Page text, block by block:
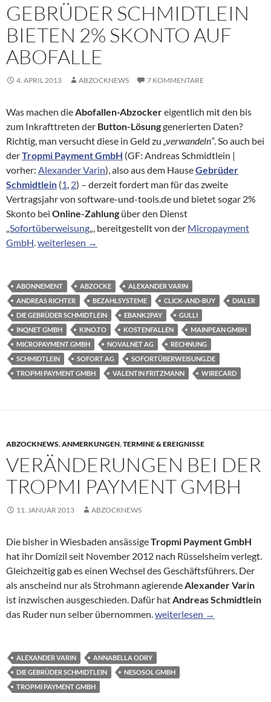
GEBRÜDER SCHMIDTLEIN
BIETEN 2% SKONTO AUF
ABOFALLE
4. APRIL 2013 ABZOCKNEWS 7 KOMMENTARE
Was machen dieAbofallen-Abzockereigentlich mit den bis
zum Inkrafttreten der Button-Lösunggenerierten Daten?
Richtig, man versucht diese in Geld zu „verwandeln“. So auch bei
derTropmi Payment GmbH (GF: Andreas Schmidtlein |
vorher: Alexander Varin), also aus dem HauseGebrüder
Schmidtlein (1, 2) – derzeit fordert man für das zweite
Vertragsjahr von software-und-tools.de und bietet sogar 2%
Skonto bei Online-Zahlung über den Dienst
„Sofortüberweisung„, bereitgestellt von der Micropayment
GmbH.Gebrüder Schmidtlein bieten 2% Skonto auf Abofalle
weiterlesen →
ABONNEMENT ABZOCKE
ALEXANDER VARIN
ANDREAS RICHTER
BEZAHLSYSTEME CLICK-AND-BUY
DIALER
DIE GEBRÜDER SCHMIDTLEIN
EBANK2PAY
GULLI
INQNET GMBH
KINO.TO KOSTENFALLEN
MAINPEAN GMBH
MICROPAYMENT GMBH
NOVALNET AG
RECHNUNG
SCHMIDTLEIN
SOFORT AG
SOFORTÜBERWEISUNG.DE
TROPMI PAYMENT GMBH
VALENTIN FRITZMANN WIRECARD
ABZOCKNEWS,ANMERKUNGEN,TERMINE & EREIGNISSE
VERÄNDERUNGEN BEI DER
TROPMI PAYMENT GMBH
11. JANUAR 2013 ABZOCKNEWS
Die bisher in Wiesbaden ansässigeTropmi Payment GmbH
hat ihr Domizil seit November 2012 nach Rüsselsheim verlegt.
Gleichzeitig gab es einen Wechsel des Geschäftsführers. Der
als anscheind nur als Strohmann agierendeAlexander Varin
ist inzwischen ausgeschieden. Dafür hatAndreas Schmidtlein
das Ruder nun selber übernommen.Veränderungen bei der
weiterlesen →
ALEXANDER VARIN
ANNABELLA ODRY
DIE GEBRÜDER SCHMIDTLEIN
NESOSOL GMBH
TROPMI PAYMENT GMBH